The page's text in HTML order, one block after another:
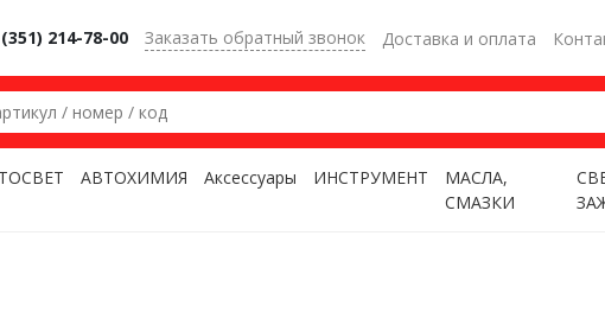
214-78-00 Заказать обратный звонок Доставка и оплата
АВТОХИМИЯ Аксессуары ИНСТРУМЕНТ
МАСЛА,
СМАЗКИ